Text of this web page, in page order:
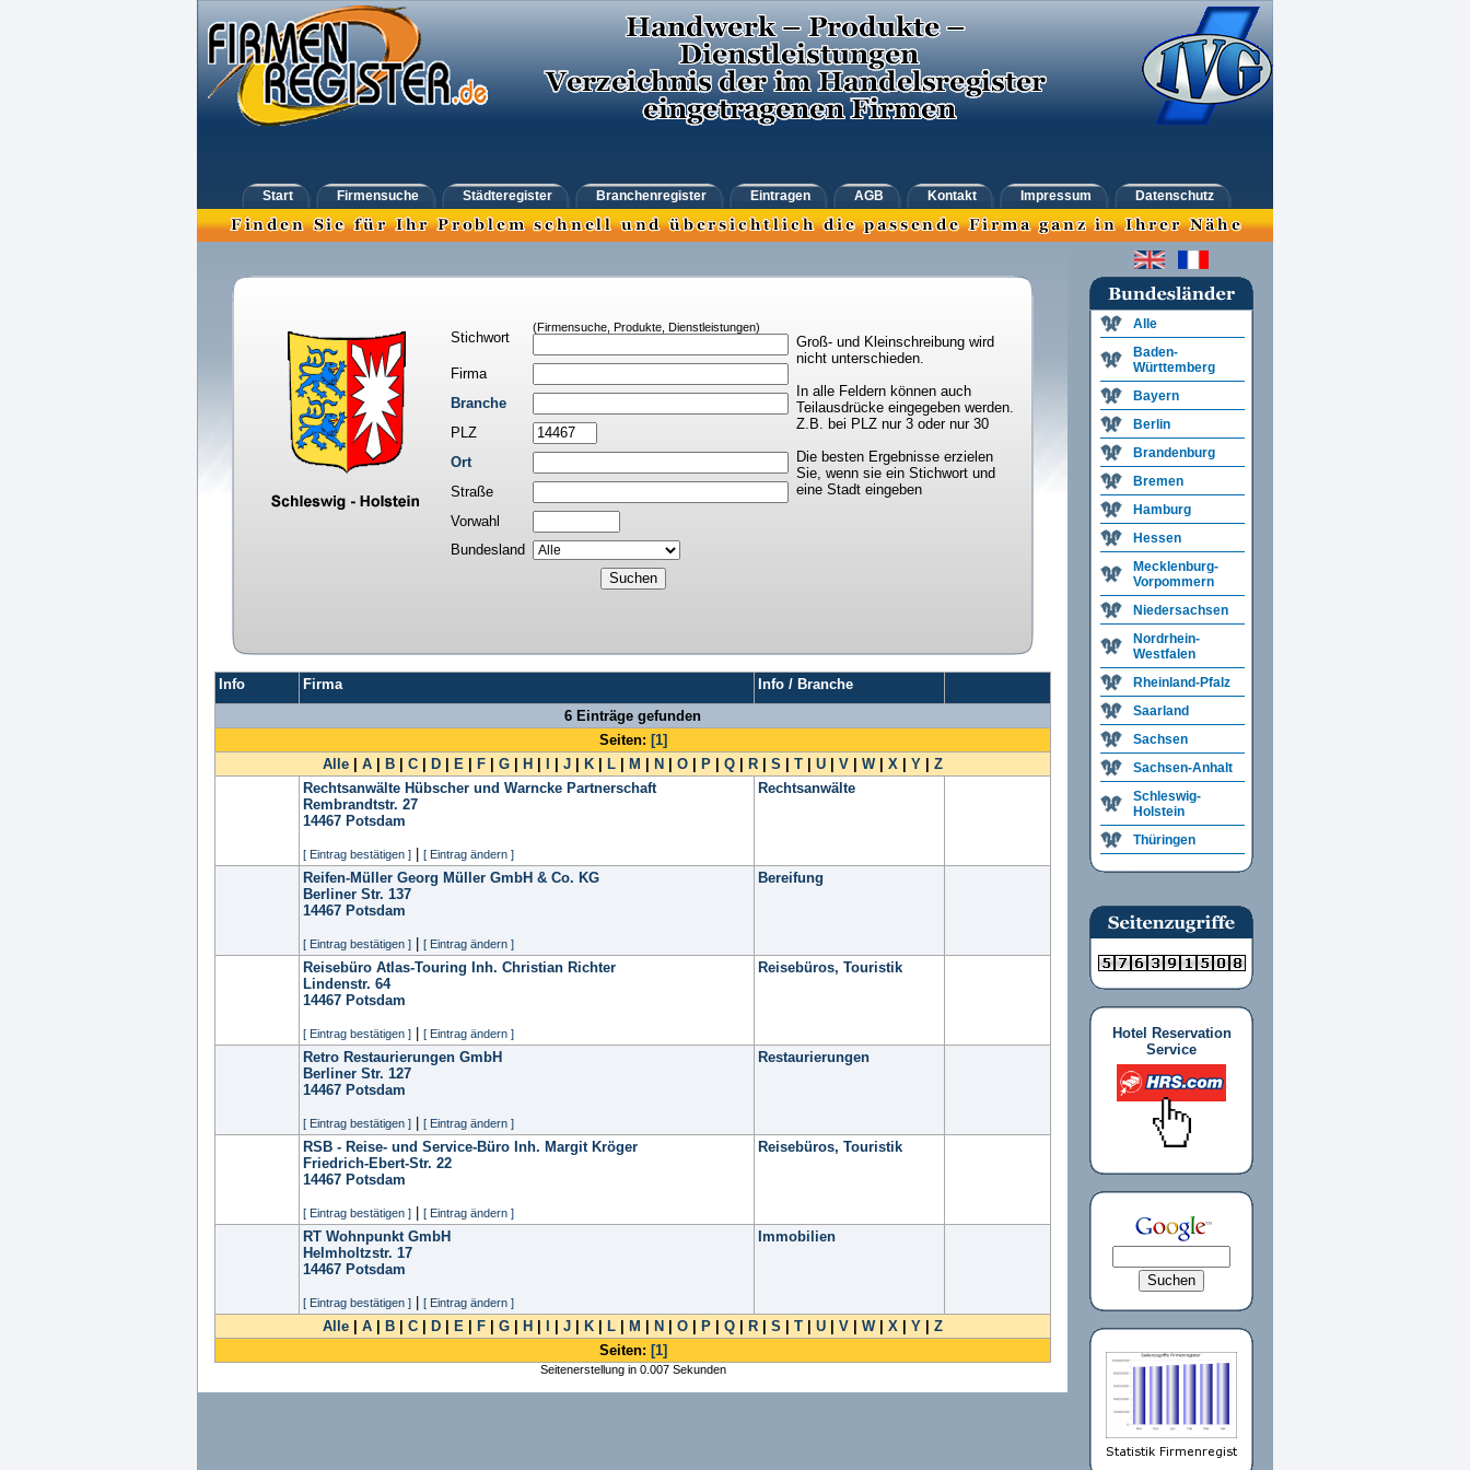
Start Firmensuche Städteregister Branchenregister Eintragen AGB Kontakt Impressum Datenschutz
Stichwort
(Firmensuche, Produkte, Dienstleistungen)
Groß- und Kleinschreibung wird
nicht unterschieden.
In alle Feldern können auch
Teilausdrücke eingegeben werden.
Z.B. bei PLZ nur 3 oder nur 30
Die besten Ergebnisse erzielen
Sie, wenn sie ein Stichwort und
eine Stadt eingeben
Firma
Branche
PLZ
Ort
Straße
Vorwahl
Bundesland
Info Firma
Info / Branche
6 Einträge gefunden
Seiten: [1]
Alle
A B C D E F G H J K L M N O P Q R S T U V W| X Y
Z
Rechtsanwälte Hübscher und Warncke Partnerschaft
Rembrandtstr. 27
14467 Potsdam
[ Eintrag bestätigen ] [ Eintrag ändern ]
Rechtsanwälte
Reifen-Müller Georg Müller GmbH & Co. KG
Berliner Str. 137
14467 Potsdam
[ Eintrag bestätigen ] [ Eintrag ändern ]
Bereifung
Reisebüro Atlas-Touring Inh. Christian Richter
Lindenstr. 64
14467 Potsdam
[ Eintrag bestätigen ] [ Eintrag ändern ]
Reisebüros, Touristik
Retro Restaurierungen GmbH
Berliner Str. 127
14467 Potsdam
[ Eintrag bestätigen ] [ Eintrag ändern ]
Restaurierungen
RSB - Reise- und Service-Büro Inh. Margit Kröger
Friedrich-Ebert-Str. 22
14467 Potsdam
[ Eintrag bestätigen ] [ Eintrag ändern ]
Reisebüros, Touristik
RT Wohnpunkt GmbH
Helmholtzstr. 17
14467 Potsdam
[ Eintrag bestätigen ] [ Eintrag ändern ]
Immobilien
Alle A B C D E F G H J K L M N O P Q R S T U V W| X Y
Z
Seiten: [1]
Seitenerstellung in 0.007 Sekunden
Alle
Baden-
Württemberg
Bayern
Berlin
Brandenburg
Bremen
Hamburg
Hessen
Mecklenburg-
Vorpommern
Niedersachsen
Nordrhein-
Westfalen
Rheinland-Pfalz
Saarland
Sachsen
Sachsen-Anhalt
Schleswig-
Holstein
Thüringen
Hotel Reservation
Service